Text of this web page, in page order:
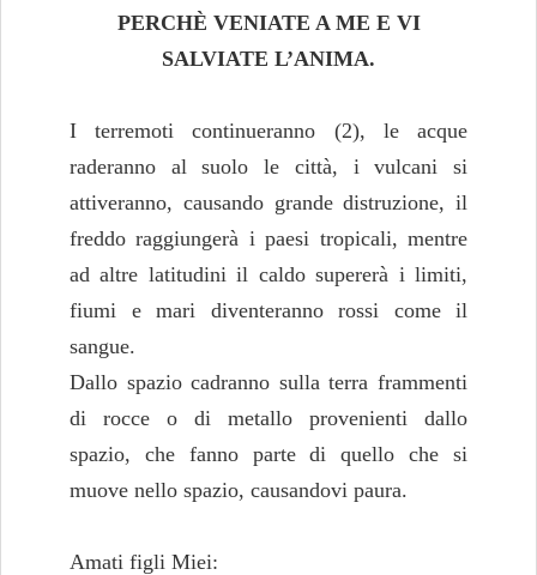
PERCHÈ VENIATE A ME E VI
SALVIATE L’ANIMA.
I terremoti continueranno (2), le acque
raderanno al suolo le città, i vulcani si
attiveranno, causando grande distruzione, il
freddo raggiungerà i paesi tropicali, mentre
ad altre latitudini il caldo supererà i limiti,
fiumi e mari diventeranno rossi come il
sangue.
Dallo spazio cadranno sulla terra frammenti
di rocce o di metallo provenienti dallo
spazio, che fanno parte di quello che si
muove nello spazio, causandovi paura.
Amati figli Miei: